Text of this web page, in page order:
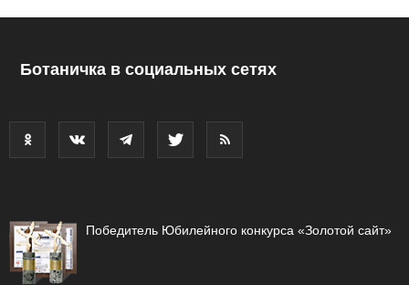
Ботаничка в социальных сетях
Победитель Юбилейного конкурса «Золотой сайт»